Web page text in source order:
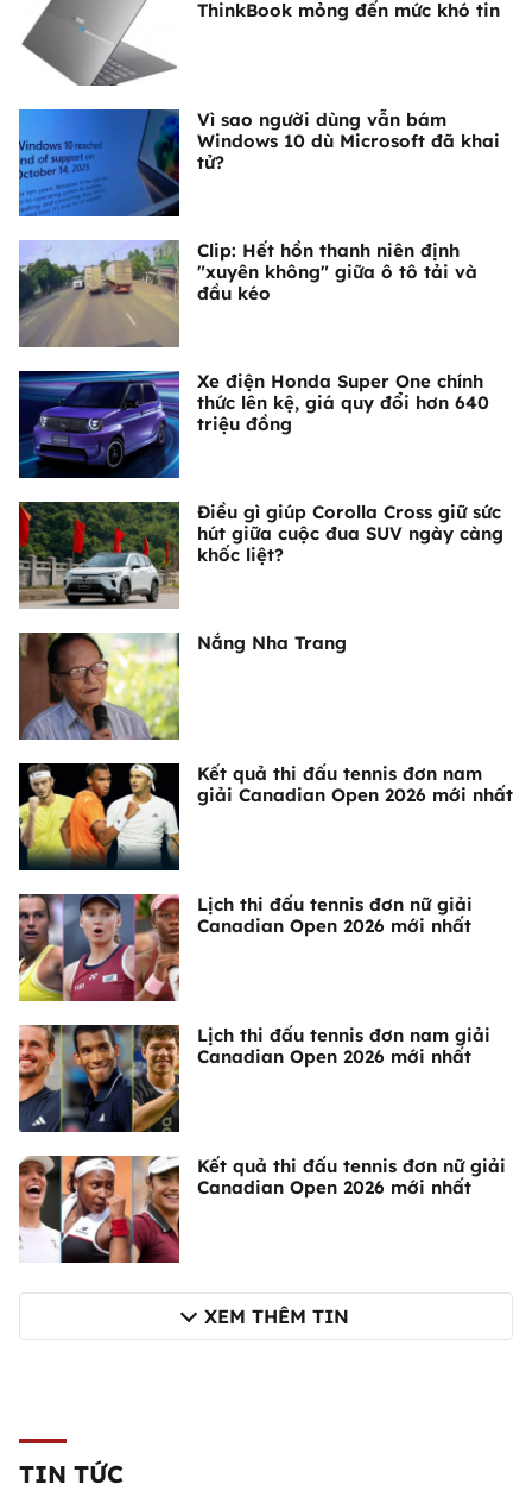
ThinkBook mỏng đến mức khó tin
Vì sao người dùng vẫn bám
Windows 10 dù Microsoft đã khai
tử?
Clip: Hết hồn thanh niên định
"xuyên không" giữa ô tô tải và
đầu kéo
Xe điện Honda Super One chính
thức lên kệ, giá quy đổi hơn 640
triệu đồng
Điều gì giúp Corolla Cross giữ sức
hút giữa cuộc đua SUV ngày càng
khốc liệt?
Nắng Nha Trang
Kết quả thi đấu tennis đơn nam
giải Canadian Open 2026 mới nhất
Lịch thi đấu tennis đơn nữ giải
Canadian Open 2026 mới nhất
Lịch thi đấu tennis đơn nam giải
Canadian Open 2026 mới nhất
Kết quả thi đấu tennis đơn nữ giải
Canadian Open 2026 mới nhất
XEM THÊM TIN
TIN TỨC